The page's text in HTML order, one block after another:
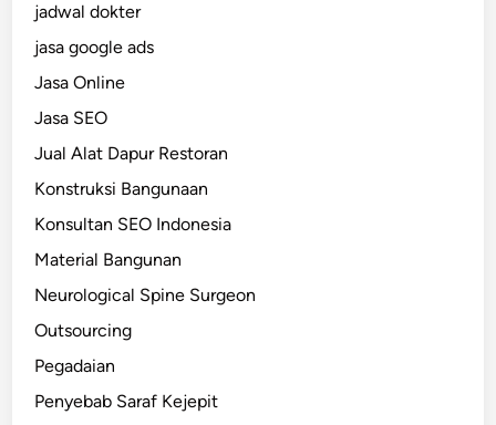
jadwal dokter
jasa google ads
Jasa Online
Jasa SEO
Jual Alat Dapur Restoran
Konstruksi Bangunaan
Konsultan SEO Indonesia
Material Bangunan
Neurological Spine Surgeon
Outsourcing
Pegadaian
Penyebab Saraf Kejepit